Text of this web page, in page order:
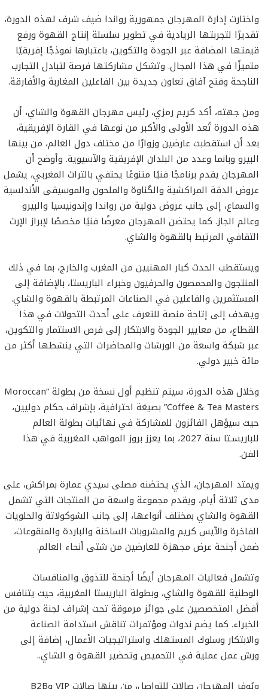
واختارت إدارة المهرجان جمهورية رواندا ضيف شرف لهذه الدورة،
تقديرًا لتجربتها الريادية في تطوير سلسلة إنتاج القهوة ورفع
قيمتها المضافة عبر الجودة والتكوين، باعتبارها نموذجًا إفريقيًا
متميزًا في هذا المجال. وتشكل مشاركتها فرصة لتبادل التجارب
الناجحة وفتح آفاق تعاون جديدة بين الفاعلين المغاربة والأفارقة.
ومن جهته، أكد كريم رمزي، رئيس مهرجان القهوة والشاي، أن
هذه الدورة تُعد الأولى والأكبر من نوعها في القارة الإفريقية،
بعد أن استقطبت عارضين وزوارًا من مختلف دول العالم، من بينها
البيرو وبانما وعدد من البلدان الإفريقية والآسيوية. وأوضح أن
المهرجان يقدم برنامجًا فنيًا متنوعًا يحتفي بالتراث المغربي، يشمل
عروض الدقة المراكشية والگناوة والملحون والموسيقى الأندلسية
والسماع، إلى جانب عروض دولية من رواندا وإندونيسيا والبيرو
وعالم الجاز. كما يحتضن المهرجان معرضًا فنيًا مخصصًا لإبراز الإرث
الثقافي المرتبط بالقهوة والشاي.
ويستقطب الحدث كبار المهنيين من المغرب والخارج، بما في ذلك
المنتجون والمحمصون والحرفيون وخبراء الباريستا، بالإضافة إلى
المستثمرين والفاعلين في الصناعات المرتبطة بالقهوة والشاي.
ويهدف إلى إتاحة منصة للتعرف على أحدث التحولات في هذا
القطاع، من معايير الجودة والابتكار إلى فرص الاستثمار والتكوين،
عبر شبكة واسعة من الورشات والمحاضرات التي ينشطها أكثر من
مائة خبير دولي.
وخلال هذه الدورة، سيتم تنظيم أول نسخة من بطولة “Moroccan
Coffee & Tea Masters” بصيغة احترافية، بإشراف حكام دوليين،
حيث سيؤهل الفائزون للمشاركة في نهائيات بطولة العالم
للباريسـتا سنة 2027، بما يعزز بروز المواهب المغربية في هذا
الفن.
ويمتد المهرجان، الذي يحتضنه مصلى سيدي عمارة بمراكش، على
مدى ثلاثة أيام، ويقدم مجموعة واسعة من المنتجات التي تشمل
القهوة والشاي بمختلف أنواعها، إلى جانب الشوكولاتة والحلويات
الفاخرة والآيس كريم والمشروبات الساخنة والباردة والمنقوعات،
ضمن أجنحة عرض مجهزة للعارضين من شتى أنحاء العالم.
وتشمل فعاليات المهرجان أيضًا أجنحة للتذوق والمنافسات
الوطنية للقهوة والشاي، وبطولة الباريستا المغربية، حيث يتنافس
أفضل المتخصصين على جوائز مرموقة تحت إشراف لجنة دولية من
الخبراء. كما يضم ندوات ومؤتمرات تناقش استدامة الصناعة
والابتكار وسلوك المستهلك واستراتيجيات الأعمال، إضافة إلى
ورش عمل عملية في التحميص وتحضير القهوة و الشاي..